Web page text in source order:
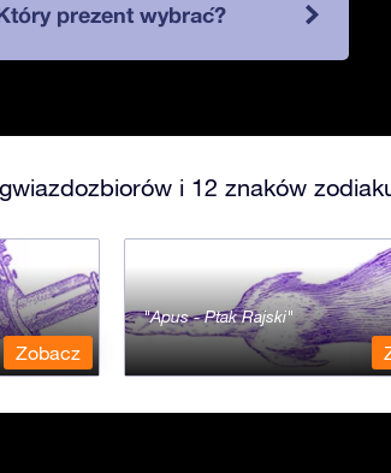
prezent wybrać?
i 12 znaków
Zobacz
Apus - Ptak Rajski